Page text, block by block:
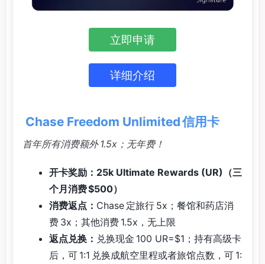
立即申请
详细介绍
Chase Freedom Unlimited 信用卡
首年所有消费额外 1.5x；无年费！
开卡奖励：25k Ultimate Rewards (UR)（三
个月消费 $500）
消费返点： Chase 定旅行 5x；餐馆和药店消
费 3x；其他消费 1.5x，无上限
返点兑换： 兑换现金 100 UR=$1；持有高级卡
后，可 1:1 兑换成航空里程或者旅馆点数，可 1: